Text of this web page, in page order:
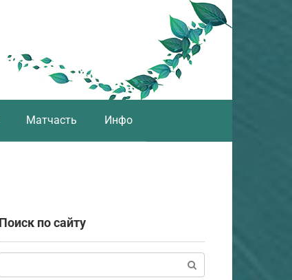
Матчасть Инфо
Поиск по сайту